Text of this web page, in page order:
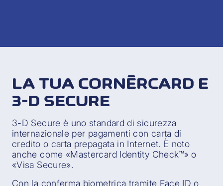
LA TUA CORNÈRCARD E
3-D SECURE
3-D Secure è uno standard di sicurezza
internazionale per pagamenti con carta di
credito o carta prepagata in Internet. È noto
anche come «Mastercard Identity Check™» o
«Visa Secure».
Con la conferma biometrica tramite Face ID o